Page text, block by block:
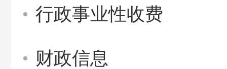
行政事业性收费
财政信息